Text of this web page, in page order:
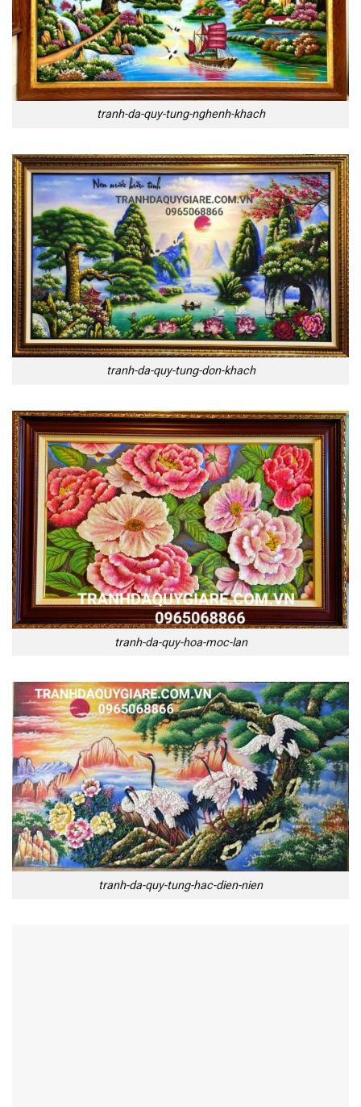
tranh-da-quy-tung-nghenh-khach
tranh-da-quy-tung-don-khach
tranh-da-quy-hoa-moc-lan
tranh-da-quy-tung-hac-dien-nien